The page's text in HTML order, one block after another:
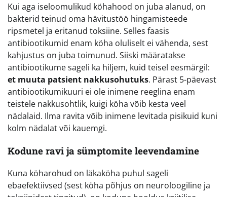
Kui aga iseloomulikud köhahood on juba alanud, on
bakterid teinud oma hävitustöö hingamisteede
ripsmetel ja eritanud toksiine. Selles faasis
antibiootikumid enam köha oluliselt ei vähenda, sest
kahjustus on juba toimunud. Siiski määratakse
antibiootikume sageli ka hiljem, kuid teisel eesmärgil:
et muuta patsient nakkusohutuks. Pärast 5-päevast
antibiootikumikuuri ei ole inimene reeglina enam
teistele nakkusohtlik, kuigi köha võib kesta veel
nädalaid. Ilma ravita võib inimene levitada pisikuid kuni
kolm nädalat või kauemgi.
Kodune ravi ja sümptomite leevendamine
Kuna köharohud on läkaköha puhul sageli
ebaefektiivsed (sest köha põhjus on neuroloogiline ja